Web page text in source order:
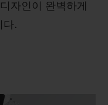
자인이 완벽하게
다.